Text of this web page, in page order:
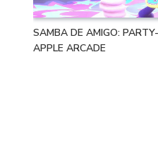
SAMBA DE AMIGO:
APPLE ARCADE